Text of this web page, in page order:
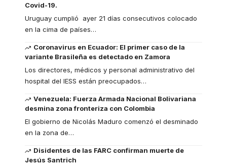
Covid-19.
Uruguay cumplió ayer 21 días consecutivos colocado
en la cima de países…
Coronavirus en Ecuador: El primer caso de la
variante Brasileña es detectado en Zamora
Los directores, médicos y personal administrativo del
hospital del IESS están preocupados…
Venezuela: Fuerza Armada Nacional Bolivariana
desmina zona fronteriza con Colombia
El gobierno de Nicolás Maduro comenzó el desminado
en la zona de…
Disidentes de las FARC confirman muerte de
Jesús Santrich